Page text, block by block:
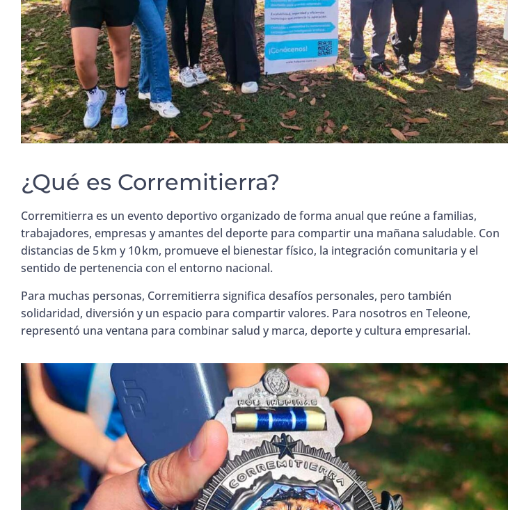
¿Qué es Corremitierra?
Corremitierra es un evento deportivo organizado de forma anual que reúne a familias,
trabajadores, empresas y amantes del deporte para compartir una mañana saludable. Con
distancias de 5 km y 10 km, promueve el bienestar físico, la integración comunitaria y el
sentido de pertenencia con el entorno nacional.
Para muchas personas, Corremitierra significa desafíos personales, pero también
solidaridad, diversión y un espacio para compartir valores. Para nosotros en Teleone,
representó una ventana para combinar salud y marca, deporte y cultura empresarial.